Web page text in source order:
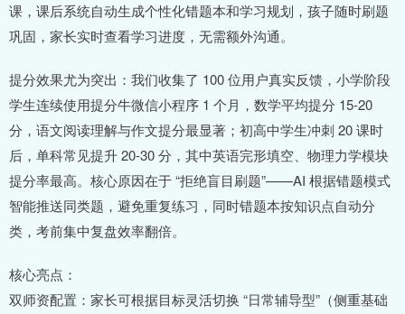
课，课后系统自动生成个性化错题本和学习规划，孩子随时刷题
巩固，家长实时查看学习进度，无需额外沟通。
提分效果尤为突出：我们收集了 100 位用户真实反馈，小学阶段
学生连续使用提分牛微信小程序 1 个月，数学平均提分 15-20
分，语文阅读理解与作文提分最显著；初高中学生冲刺 20 课时
后，单科常见提升 20-30 分，其中英语完形填空、物理力学模块
提分率最高。核心原因在于 “拒绝盲目刷题”——AI 根据错题模式
智能推送同类题，避免重复练习，同时错题本按知识点自动分
类，考前集中复盘效率翻倍。
核心亮点：
双师资配置：家长可根据目标灵活切换 “日常辅导型”（侧重基础